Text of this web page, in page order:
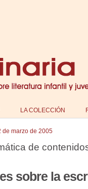
LA COLECCIÓN
de marzo de 2005
de
sobre la